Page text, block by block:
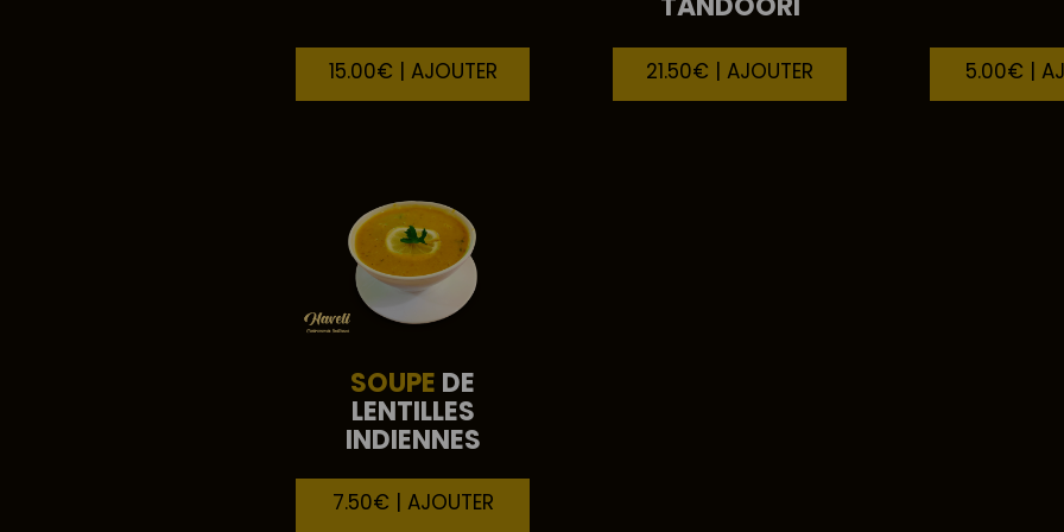
15.00€ | AJOUTER 21.50€ | AJOUTER 5.00€ |
SOUPE DE
LENTILLES
INDIENNES
7.50€ | AJOUTER